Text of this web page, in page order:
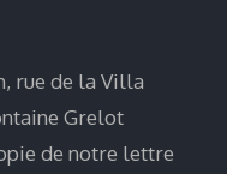
rue de la Villa
Grelot
de notre lettre